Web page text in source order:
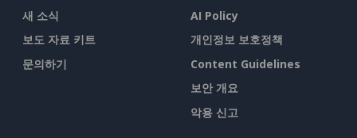
새 소식
보도 자료 키트
문의하기
AI Policy
개인정보 보호정책
Content Guidelines
보안 개요
악용 신고